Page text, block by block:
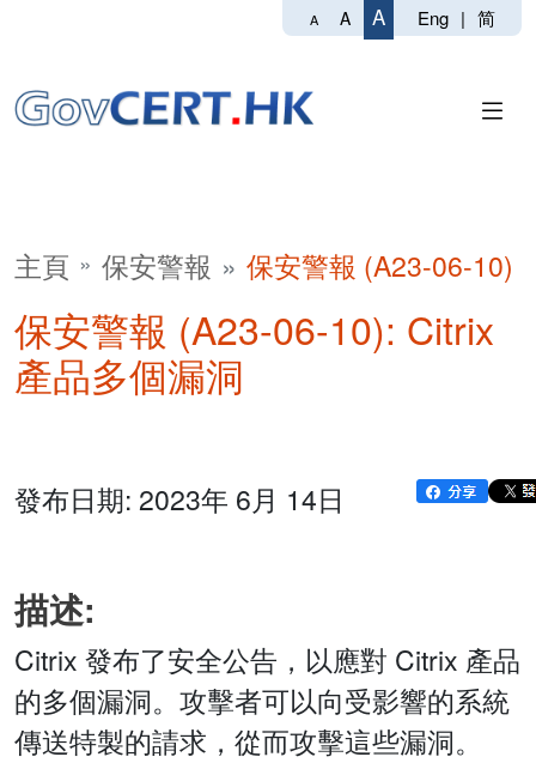
A A A Eng | 简
主頁 保安警報 保安警報 (A23-06-10)
保安警報 (A23-06-10): Citrix
產品多個漏洞
發布日期: 2023年 6月 14日
描述:
Citrix 發布了安全公告，以應對 Citrix 產品
的多個漏洞。攻擊者可以向受影響的系統
傳送特製的請求，從而攻擊這些漏洞。